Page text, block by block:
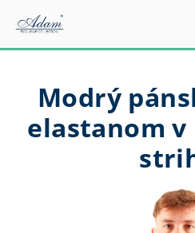
obsah
Modrý
elastanom